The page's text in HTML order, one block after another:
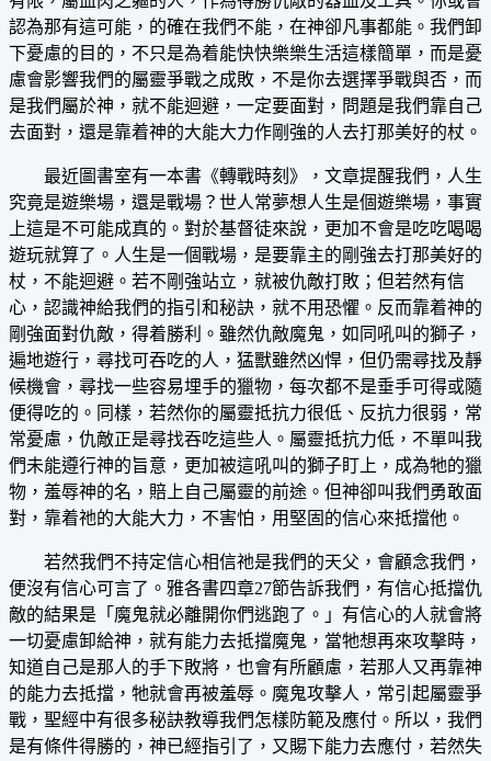
認為那有這可能，的確在我們不能，在神卻凡事都能。我們卸
下憂慮的目的，不只是為着能快快樂樂生活這樣簡單，而是憂
慮會影響我們的屬靈爭戰之成敗，不是你去選擇爭戰與否，而
是我們屬於神，就不能迴避，一定要面對，問題是我們靠自己
去面對，還是靠着神的大能大力作剛強的人去打那美好的杖。
最近圖書室有一本書《轉戰時刻》，文章提醒我們，人生
究竟是遊樂場，還是戰場？世人常夢想人生是個遊樂場，事實
上這是不可能成真的。對於基督徒來說，更加不會是吃吃喝喝
遊玩就算了。人生是一個戰場，是要靠主的剛強去打那美好的
杖，不能迴避。若不剛強站立，就被仇敵打敗；但若然有信
心，認識神給我們的指引和秘訣，就不用恐懼。反而靠着神的
剛強面對仇敵，得着勝利。雖然仇敵魔鬼，如同吼叫的獅子，
遍地遊行，尋找可吞吃的人，猛獸雖然凶悍，但仍需尋找及靜
候機會，尋找一些容易埋手的獵物，每次都不是垂手可得或隨
便得吃的。同樣，若然你的屬靈抵抗力很低、反抗力很弱，常
常憂慮，仇敵正是尋找吞吃這些人。屬靈抵抗力低，不單叫我
們未能遵行神的旨意，更加被這吼叫的獅子盯上，成為牠的獵
物，羞辱神的名，賠上自己屬靈的前途。但神卻叫我們勇敢面
對，靠着祂的大能大力，不害怕，用堅固的信心來抵擋他。
若然我們不持定信心相信祂是我們的天父，會顧念我們，
便沒有信心可言了。雅各書四章27節告訴我們，有信心抵擋仇
敵的結果是「魔鬼就必離開你們逃跑了。」有信心的人就會將
一切憂慮卸給神，就有能力去抵擋魔鬼，當牠想再來攻擊時，
知道自己是那人的手下敗將，也會有所顧慮，若那人又再靠神
的能力去抵擋，牠就會再被羞辱。魔鬼攻擊人，常引起屬靈爭
戰，聖經中有很多秘訣教導我們怎樣防範及應付。所以，我們
是有條件得勝的，神已經指引了，又賜下能力去應付，若然失